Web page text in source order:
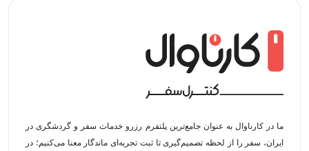
ما در کارناوال به عنوان جامع‌ترین پلتفرم رزرو خدمات سفر و گردشگری در
ایران، سفر را از لحظه‌ تصمیم‌گیری تا ثبت تجربه‌ای ماندگار معنا می‌کنیم؛ در